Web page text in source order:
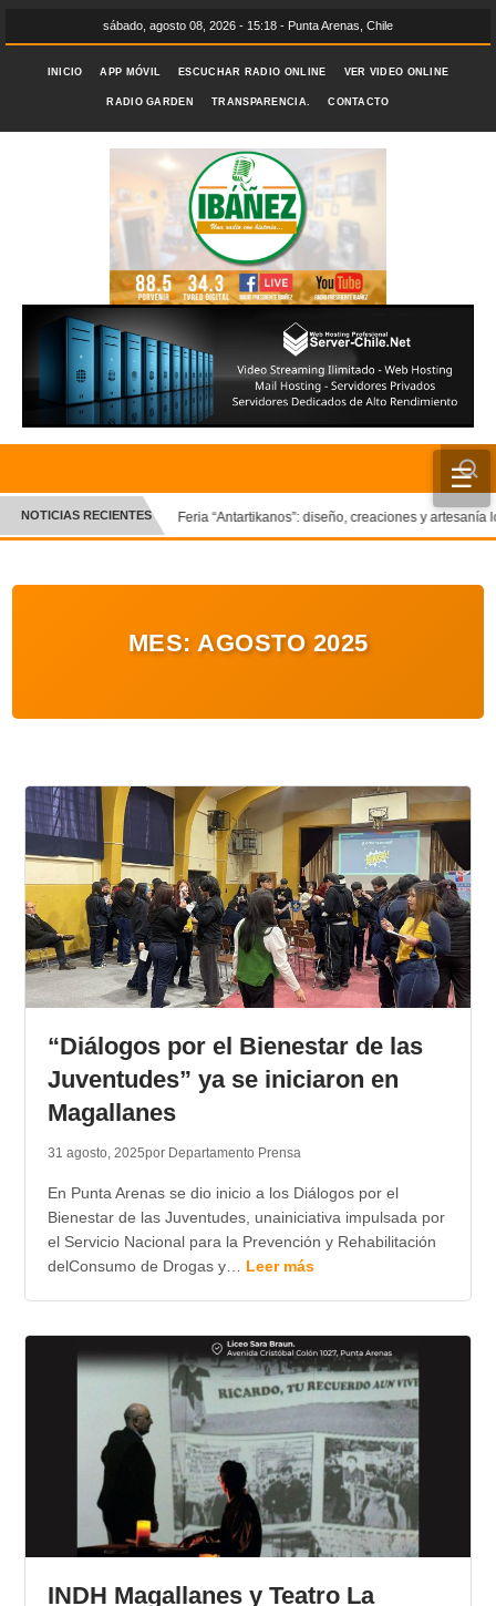
sábado, agosto 08, 2026 - 15:18 - Punta Arenas, Chile
INICIO APP MÓVIL ESCUCHAR RADIO ONLINE VER VIDEO ONLINE
RADIO GARDEN TRANSPARENCIA. CONTACTO
☰
INICIO
CRÓNICA
ENTRETENIMIENTO Y CULTURA
AUDIOS
VIDEOS
GALERIA DE FOTOS
APP MÓVIL
NOTICIAS RECIENTES Feria “Antartikanos”: diseño, creaciones y artesanía
MES: AGOSTO 2025
“Diálogos por el Bienestar de las
Juventudes” ya se iniciaron en
Magallanes
31 agosto, 2025por Departamento Prensa
En Punta Arenas se dio inicio a los Diálogos por el
Bienestar de las Juventudes, unainiciativa impulsada por
el Servicio Nacional para la Prevención y Rehabilitación
delConsumo de Drogas y… Leer más
INDH Magallanes y Teatro La